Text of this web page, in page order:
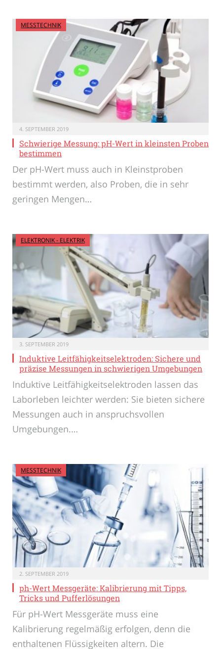
MESSTECHNIK
4. SEPTEMBER 2019
Schwierige Messung: pH-Wert in kleinsten Proben
bestimmen
Der pH-Wert muss auch in Kleinstproben
bestimmt werden, also Proben, die in sehr
geringen Mengen…
ELEKTRONIK - ELEKTRIK
3. SEPTEMBER 2019
Induktive Leitfähigkeitselektroden: Sichere und
präzise Messungen in schwierigen Umgebungen
Induktive Leitfähigkeitselektroden lassen das
Laborleben leichter werden: Sie bieten sichere
Messungen auch in anspruchsvollen
Umgebungen.…
MESSTECHNIK
2. SEPTEMBER 2019
ph-Wert Messgeräte: Kalibrierung mit Tipps,
Tricks und Pufferlösungen
Für pH-Wert Messgeräte muss eine
Kalibrierung regelmäßig erfolgen, denn die
enthaltenen Flüssigkeiten altern. Die